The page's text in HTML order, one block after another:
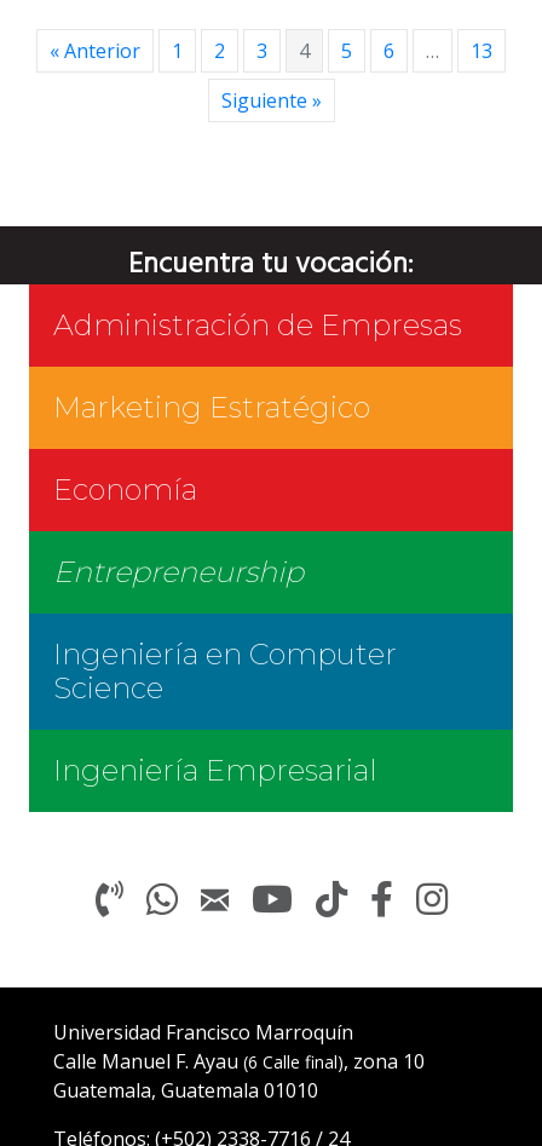
« Anterior 1 2 3 4 5 6 …
13
Siguiente »
Encuentra tu vocación:
Administración de Empresas
Marketing Estratégico
Economía
Entrepreneurship
Ingeniería en Computer
Science
Ingeniería Empresarial
Universidad Francisco Marroquín
Calle Manuel F. Ayau (6 Calle final), zona 10
Guatemala, Guatemala 01010
Teléfonos: (+502) 2338-7716 / 24